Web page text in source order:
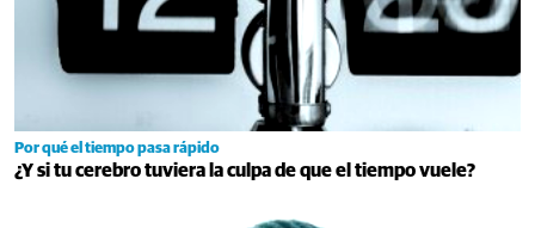
Por qué el tiempo pasa rápido
¿Y si tu cerebro tuviera la culpa de que el tiempo vuele?